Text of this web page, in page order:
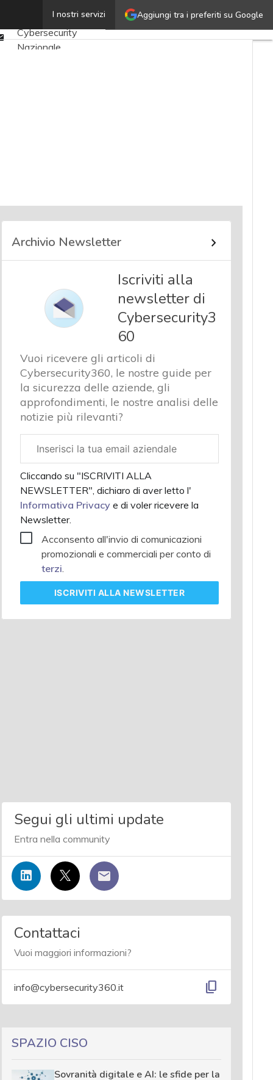
Aggiungi tra i preferiti su Google
I nostri servizi
Email
Ultimi articoli
Cybersecurity
Nazionale
Corsi cybersecurity
Chi siamo
Archivio Newsletter
Iscriviti alla
newsletter di
Cybersecurity3
60
Vuoi ricevere gli articoli di
Cybersecurity360, le nostre guide per
la sicurezza delle aziende, gli
approfondimenti, le nostre analisi delle
notizie più rilevanti?
aziendale
Cliccando su "ISCRIVITI ALLA
NEWSLETTER", dichiaro di aver letto l'
Informativa Privacy e di voler ricevere la
Newsletter.
Acconsento all'invio di comunicazioni
promozionali e commerciali per conto di
terzi.
ISCRIVITI ALLA NEWSLETTER
Segui gli ultimi update
Entra nella community
Contattaci
Vuoi maggiori informazioni?
info@cybersecurity360.it content_copy
SPAZIO CISO
Sovranità digitale e AI: le sfide per la